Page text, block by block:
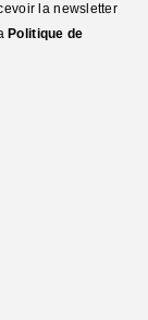
la newsletter
Politique de